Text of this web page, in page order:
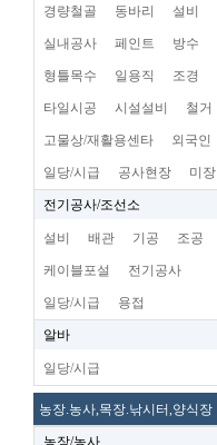
경량철골 동바리 설비
실내공사 페인트 방수
형틀목수 일용직 조경
타일시공 시설설비 철거
고물상/재활용센타 외국인
일당/시급 공사현장 미장
전기공사/조선소
설비 배관 기공 조공
케이블포설 전기공사
일당/시급 용접
알바
일당/시급
농장.농사,목장.낚시터,양식장
농장/농사